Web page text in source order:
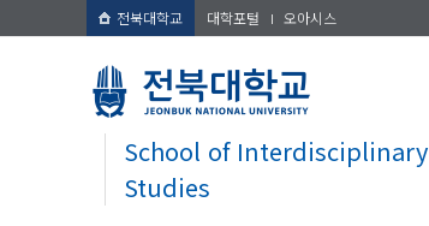
전북대학교 대학포털 오아시스
School of Interdisciplinary
Studies